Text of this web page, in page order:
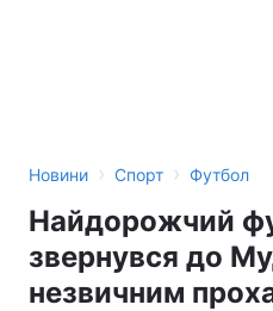
Новини › Спорт › Футбол
Найдорожчий
звернувся до
незвичним